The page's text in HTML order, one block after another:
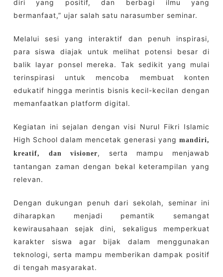
diri yang positif, dan berbagi ilmu yang
bermanfaat,” ujar salah satu narasumber seminar.
Melalui sesi yang interaktif dan penuh inspirasi,
para siswa diajak untuk melihat potensi besar di
balik layar ponsel mereka. Tak sedikit yang mulai
terinspirasi untuk mencoba membuat konten
edukatif hingga merintis bisnis kecil-kecilan dengan
memanfaatkan platform digital.
Kegiatan ini sejalan dengan visi Nurul Fikri Islamic
High School dalam mencetak generasi yangmandiri,
kreatif, dan visioner, serta mampu menjawab
tantangan zaman dengan bekal keterampilan yang
relevan.
Dengan dukungan penuh dari sekolah, seminar ini
diharapkan menjadi pemantik semangat
kewirausahaan sejak dini, sekaligus memperkuat
karakter siswa agar bijak dalam menggunakan
teknologi, serta mampu memberikan dampak positif
di tengah masyarakat.